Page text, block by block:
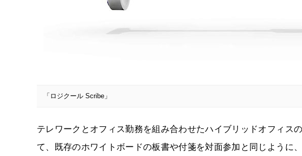
「ロジクール Scribe」
テレワークとオフィス勤務を組み合わせたハイブリッドオフィス
て、既存のホワイトボードの板書や付箋を対面参加と同じように